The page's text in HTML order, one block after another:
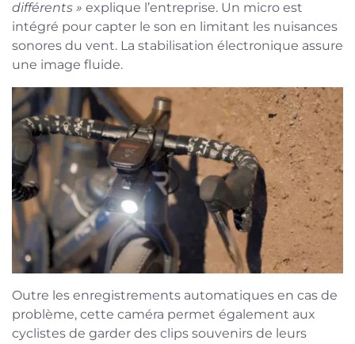
différents » explique l’entreprise. Un micro est
intégré pour capter le son en limitant les nuisances
sonores du vent. La stabilisation électronique assure
une image fluide.
Outre les enregistrements automatiques en cas de
problème, cette caméra permet également aux
cyclistes de garder des clips souvenirs de leurs